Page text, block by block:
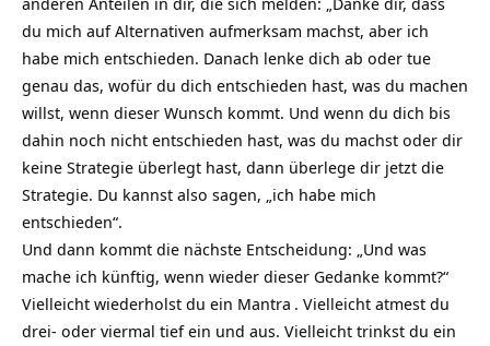
du mich auf Alternativen aufmerksam machst, aber ich
habe mich entschieden. Danach lenke dich ab oder tue
genau das, wofür du dich entschieden hast, was du machen
willst, wenn dieser Wunsch kommt. Und wenn du dich bis
dahin noch nicht entschieden hast, was du machst oder dir
keine Strategie überlegt hast, dann überlege dir jetzt die
Strategie. Du kannst also sagen, „ich habe mich
entschieden“.
Und dann kommt die nächste Entscheidung: „Und was
mache ich künftig, wenn wieder dieser Gedanke kommt?“
Vielleicht wiederholst du ein Mantra . Vielleicht atmest du
drei- oder viermal tief ein und aus. Vielleicht trinkst du ein